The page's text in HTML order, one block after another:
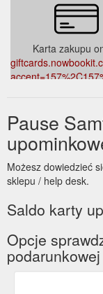
Karta zakupu
Pause
Możesz dowiedzieć
sklepu / help desk.
Saldo karty
Opcje
podarunkowej